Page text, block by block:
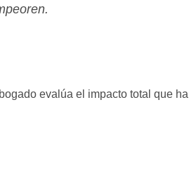
evalúa el impacto total que ha